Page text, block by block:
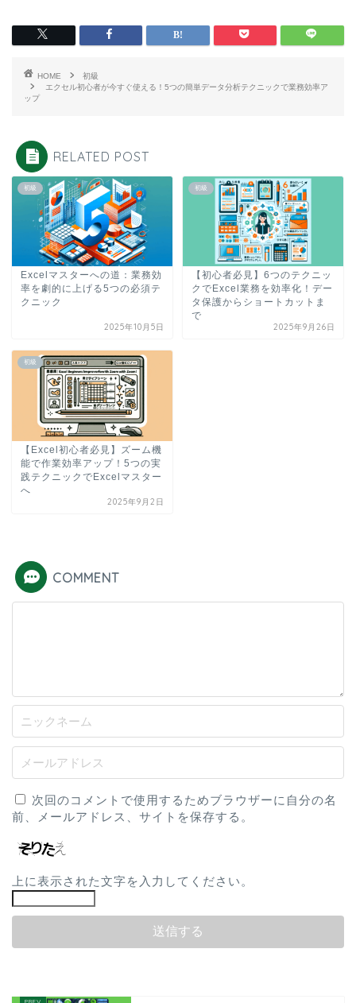
HOME
初級
エクセル初心者が今すぐ使える！5つの簡単データ分析テクニックで業務効率ア
ップ
RELATED POST
初級
Excelマスターへの道：業務効
率を劇的に上げる5つの必須テ
クニック
2025年10月5日
初級
【初心者必見】6つのテクニッ
クでExcel業務を効率化！デー
タ保護からショートカットま
で
2025年9月26日
初級
【Excel初心者必見】ズーム機
能で作業効率アップ！5つの実
践テクニックでExcelマスター
へ
2025年9月2日
COMMENT
次回のコメントで使用するためブラウザーに自分の名
前、メールアドレス、サイトを保存する。
上に表示された文字を入力してください。